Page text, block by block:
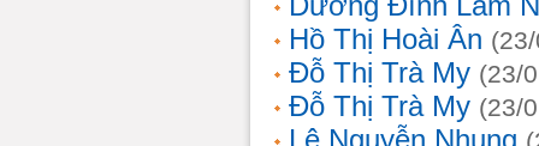
Hồ Thị Hoài Ân
Đỗ Thị Trà My (23/
Đỗ Thị Trà My (23/
Lê Nguyễn Nhung